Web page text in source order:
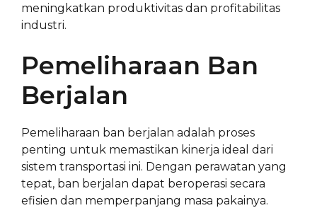
meningkatkan produktivitas dan profitabilitas
industri.
Pemeliharaan Ban
Berjalan
Pemeliharaan ban berjalan adalah proses
penting untuk memastikan kinerja ideal dari
sistem transportasi ini. Dengan perawatan yang
tepat, ban berjalan dapat beroperasi secara
efisien dan memperpanjang masa pakainya.